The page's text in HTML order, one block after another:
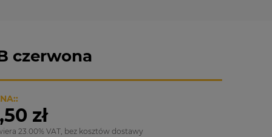
czerwona
zł
23.00% VAT, bez kosztów dostawy